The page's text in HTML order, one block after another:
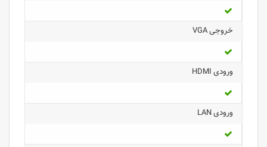
خروجی VGA
ورودی HDMI
ورودی LAN